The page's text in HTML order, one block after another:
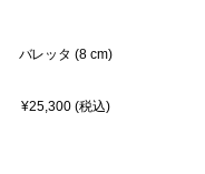
バレッタ (8 cm)
¥25,300 (税込)